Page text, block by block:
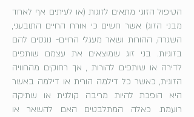
הטיפול הזוגי מתאים לזוגות (או לעיתים אף לאחד
מבני הזוג) אשר חשים כי אורח החיים התובעני,
השגרה, ההורות ושאר מעגלי החיים- נוגסים להם
בזוגיות. בני זוג שמוצאים את עצמם שותפים
לדירה או שותפים להורות , אך רחוקים מהחוויה
הזוגית, כאשר כל דילמה הורית או דילמה באשר
היא הופכת להיות מריבה קולנית או שתיקה
רועמת. כאלה המתלבטים האם להשאר או